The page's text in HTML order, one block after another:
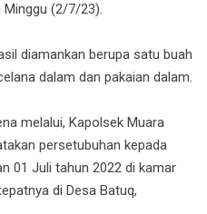
(2/7/23).
diamankan berupa satu buah
dalam dan pakaian dalam.
melalui, Kapolsek Muara
persetubuhan kepada
01 Juli tahun 2022 di kamar
di Desa Batuq,